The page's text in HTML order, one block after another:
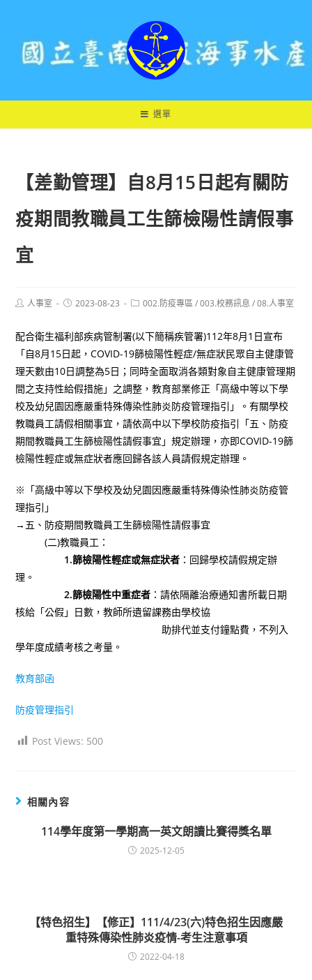
選單
【差勤管理】自8月15日起有關防
疫期間教職員工生篩檢陽性請假事
宜
Post人事室
Post2023-08-23
Post002.防疫專區 / 003.校務訊息 / 08.人事室
配合衛生福利部疾病管制署(以下簡稱疾管署)112年8月1日宣布
「自8月15日起，COVID-19篩檢陽性輕症/無症狀民眾自主健康管
理天數由10日調整為5日；同時全面取消各類對象自主健康管理期
間之支持性給假措施」之調整，教育部業修正「高級中等以下學
校及幼兒園因應嚴重特殊傳染性肺炎防疫管理指引」。有關學校
教職員工請假相關事宜，請依高中以下學校防疫指引「五、防疫
期間教職員工生篩檢陽性請假事宜」規定辦理，亦即COVID-19篩
檢陽性輕症或無症狀者應回歸各該人員請假規定辦理。
※「高級中等以下學校及幼兒園因應嚴重特殊傳染性肺炎防疫管
理指引」
→五、防疫期間教職員工生篩檢陽性請假事宜
(二)教職員工：
1.篩檢陽性輕症或無症狀者 ：回歸學校請假規定辦
理。
2.篩檢陽性中重症者 ：請依隔離治療通知書所載日期
核給「公假」日數，教師所遺留課務由學校協
助排代並支付鐘點費，不列入
學年度成績考核之考量。
教育部函
防疫管理指引
Post Views: 500
相關內容
114學年度第一學期高一英文朗讀比賽得獎名單
2025-12-05
【特色招生】【修正】111/4/23(六)特色招生因應嚴
重特殊傳染性肺炎疫情-考生注意事項
2022-04-18